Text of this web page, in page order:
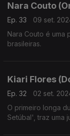
Nara Couto
Ep. 33
09 set.
Nara Couto é uma
brasileiras.
Kiari Flores
Ep. 32
02 set.
O primeiro longa
Setúbal', traz uma